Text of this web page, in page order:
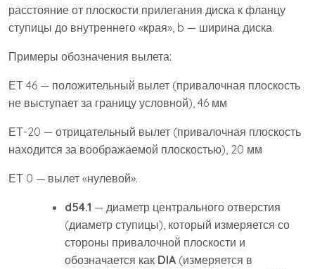
расстояние от плоскости прилегания диска к фланцу
ступицы до внутреннего «края», b — ширина диска.
Примеры обозначения вылета:
ЕТ 46 — положительный вылет (привалочная плоскость
не выступает за границу условной), 46 мм
ЕТ-20 — отрицательный вылет (привалочная плоскость
находится за воображаемой плоскостью), 20 мм
ЕТ 0 — вылет «нулевой».
d54.1 — диаметр центрального отверстия
(диаметр ступицы), который измеряется со
стороны привалочной плоскости и
обозначается как DIA (измеряется в